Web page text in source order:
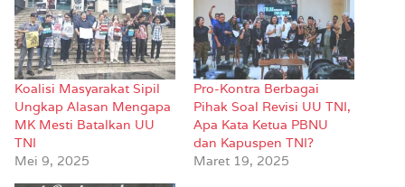
Koalisi Masyarakat Sipil
Ungkap Alasan Mengapa
MK Mesti Batalkan UU
TNI
Mei 9, 2025
Pro-Kontra Berbagai
Pihak Soal Revisi UU TNI,
Apa Kata Ketua PBNU
dan Kapuspen TNI?
Maret 19, 2025